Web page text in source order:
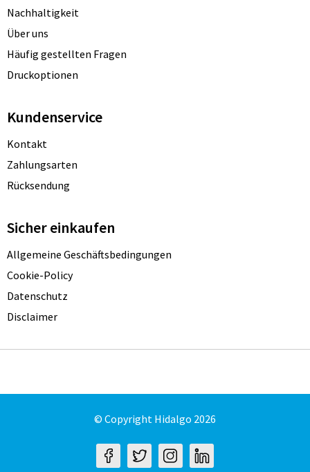
Nachhaltigkeit
Über uns
Häufig gestellten Fragen
Druckoptionen
Kundenservice
Kontakt
Zahlungsarten
Rücksendung
Sicher einkaufen
Allgemeine Geschäftsbedingungen
Cookie-Policy
Datenschutz
Disclaimer
© Copyright Hidalgo 2026